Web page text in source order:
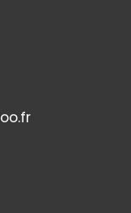
oo.fr